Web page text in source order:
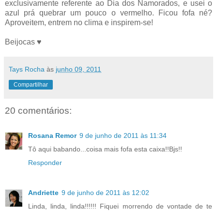
exclusivamente referente ao Dia dos Namorados, e usei o
azul prá quebrar um pouco o vermelho. Ficou fofa né?
Aproveitem, entrem no clima e inspirem-se!
Beijocas ♥
Tays Rocha às junho 09, 2011
Compartilhar
20 comentários:
Rosana Remor 9 de junho de 2011 às 11:34
Tô aqui babando...coisa mais fofa esta caixa!!Bjs!!
Responder
Andriette 9 de junho de 2011 às 12:02
Linda, linda, linda!!!!!! Fiquei morrendo de vontade de te